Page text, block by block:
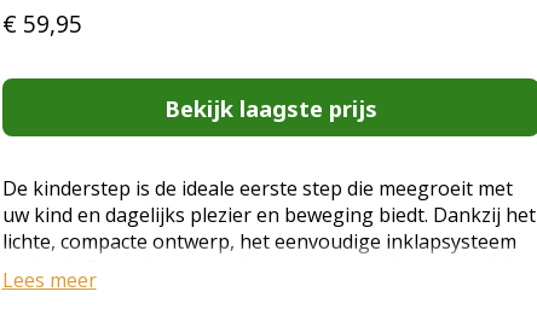
€ 59,95
Bekijk laagste prijs
De kinderstep is de ideale eerste step die meegroeit met
uw kind en dagelijks plezier en beweging biedt. Dankzij het
lichte, compacte ontwerp, het eenvoudige inklapsysteem
en het in 5 standen verstelbare stuur past deze step zich
moeiteloos aan de groei en vaardigheden van uw kind aan.
Lees meer